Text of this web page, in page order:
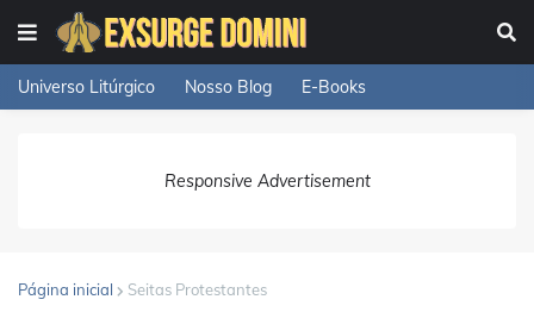
Universo Litúrgico Nosso Blog E-Books
Responsive Advertisement
Página inicial Seitas Protestantes